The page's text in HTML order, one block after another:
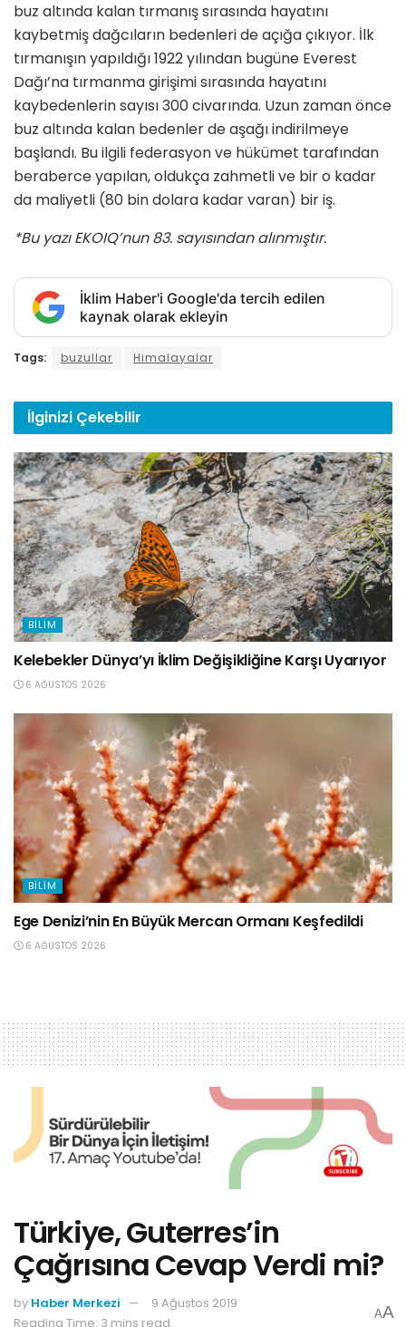
buz altında kalan tırmanış sırasında hayatını
kaybetmiş dağcıların bedenleri de açığa çıkıyor. İlk
tırmanışın yapıldığı 1922 yılından bugüne Everest
Dağı’na tırmanma gi­rişimi sırasında hayatını
kaybedenlerin sayısı 300 civarında. Uzun zaman önce
buz altında kalan bedenler de aşağı in­dirilmeye
başlandı. Bu ilgili federasyon ve hükümet tarafından
beraberce ya­pılan, oldukça zahmetli ve bir o kadar
da maliyetli (80 bin dolara kadar varan) bir iş.
*Bu yazı EKOIQ’nun 83. sayısından alınmıştır.
İklim Haber'i Google'da tercih edilen
kaynak olarak ekleyin
Tags: buzullar Himalayalar
İlginizi Çekebilir
BILIM
Kelebekler Dünya’yı İklim Değişikliğine Karşı Uyarıyor
6 AĞUSTOS 2026
BILIM
Ege Denizi’nin En Büyük Mercan Ormanı Keşfedildi
6 AĞUSTOS 2026
Türkiye, Guterres’in
Çağrısına Cevap Verdi mi?
by Haber Merkezi
9 Ağustos 2019
Reading Time: 3 mins read
AA